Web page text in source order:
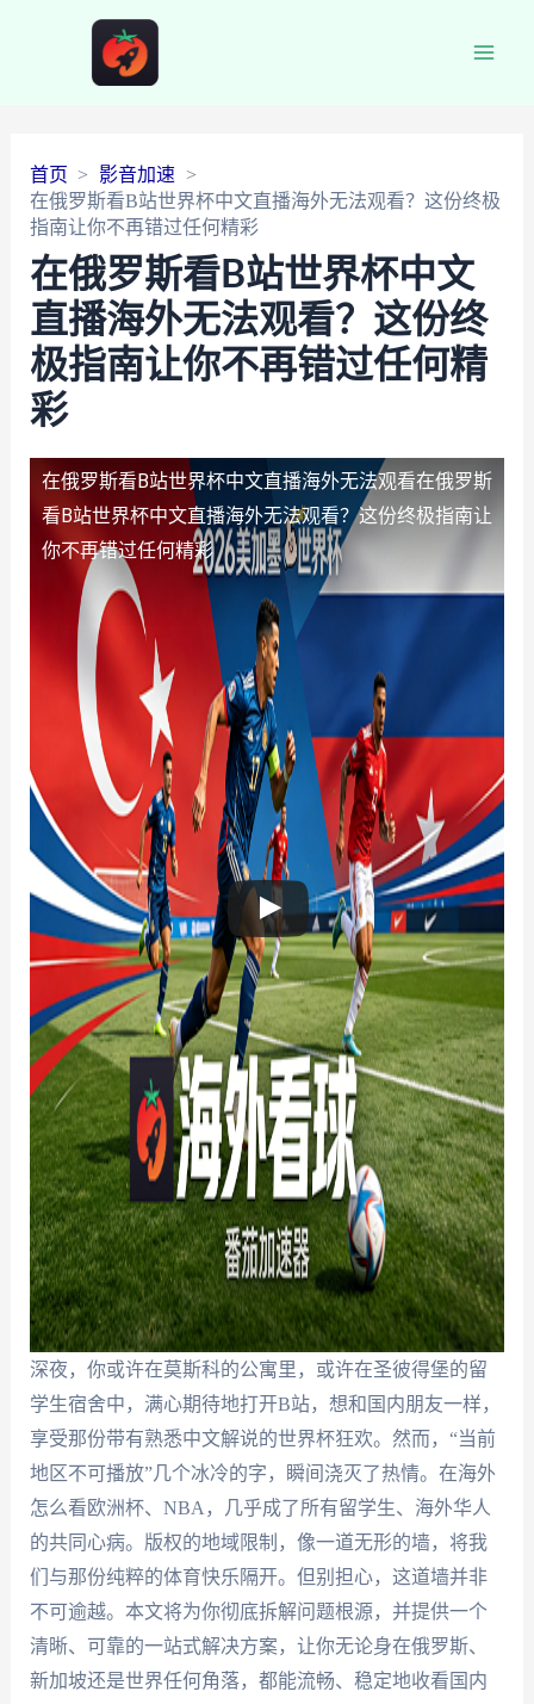
首页
影音加速
在俄罗斯看B站世界杯中文直播海外无法观看？这份终极
指南让你不再错过任何精彩
在俄罗斯看B站世界杯中文
直播海外无法观看？这份终
极指南让你不再错过任何精
彩
在俄罗斯看B站世界杯中文直播海外无法观看在俄罗斯
看B站世界杯中文直播海外无法观看？这份终极指南让
你不再错过任何精彩
深夜，你或许在莫斯科的公寓里，或许在圣彼得堡的留
学生宿舍中，满心期待地打开B站，想和国内朋友一样，
享受那份带有熟悉中文解说的世界杯狂欢。然而，“当前
地区不可播放”几个冰冷的字，瞬间浇灭了热情。在海外
怎么看欧洲杯、NBA，几乎成了所有留学生、海外华人
的共同心病。版权的地域限制，像一道无形的墙，将我
们与那份纯粹的体育快乐隔开。但别担心，这道墙并非
不可逾越。本文将为你彻底拆解问题根源，并提供一个
清晰、可靠的一站式解决方案，让你无论身在俄罗斯、
新加坡还是世界任何角落，都能流畅、稳定地收看国内